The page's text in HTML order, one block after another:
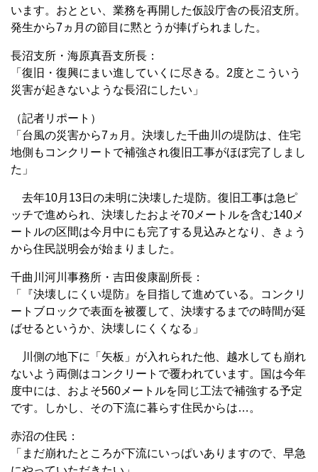
います。おととい、業務を再開した仮設庁舎の長沼支所。
発生から7ヵ月の節目に黙とうが捧げられました。
長沼支所・海原真吾支所長：
「復旧・復興にまい進していくに尽きる。2度とこういう
災害が起きないような長沼にしたい」
（記者リポート）
「台風の災害から7ヵ月。決壊した千曲川の堤防は、住宅
地側もコンクリートで補強され復旧工事がほぼ完了しまし
た」
去年10月13日の未明に決壊した堤防。復旧工事は急ピ
ッチで進められ、決壊したおよそ70メートルを含む140メ
ートルの区間は今月中にも完了する見込みとなり、きょう
から住民説明会が始まりました。
千曲川河川事務所・吉田俊康副所長：
「『決壊しにくい堤防』を目指して進めている。コンクリ
ートブロックで表面を被覆して、決壊するまでの時間が延
ばせるというか、決壊しにくくなる」
川側の地下に「矢板」が入れられた他、越水しても崩れ
ないよう両側はコンクリートで覆われています。国は今年
度中には、およそ560メートルを同じ工法で補強する予定
です。しかし、その下流に暮らす住民からは…。
赤沼の住民：
「まだ崩れたところが下流にいっぱいありますので、早急